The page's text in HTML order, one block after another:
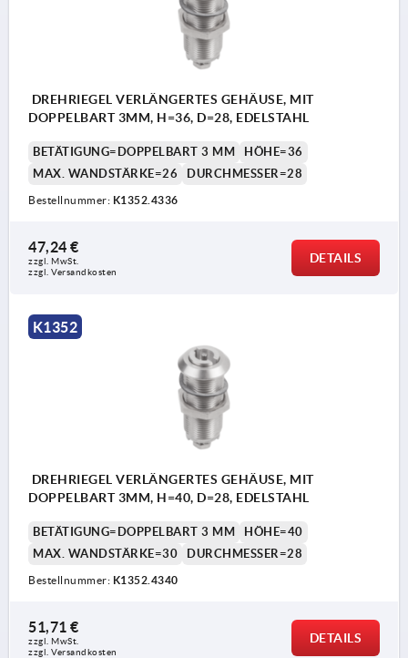
DREHRIEGEL VERLÄNGERTES GEHÄUSE, MIT
DOPPELBART 3MM, H=36, D=28, EDELSTAHL
BETÄTIGUNG=DOPPELBART 3 MM
HÖHE=36
MAX. WANDSTÄRKE=26
DURCHMESSER=28
Bestellnummer: K1352.4336
47,24 €
zzgl. MwSt.
zzgl. Versandkosten
DETAILS
K1352
DREHRIEGEL VERLÄNGERTES GEHÄUSE, MIT
DOPPELBART 3MM, H=40, D=28, EDELSTAHL
BETÄTIGUNG=DOPPELBART 3 MM
HÖHE=40
MAX. WANDSTÄRKE=30
DURCHMESSER=28
Bestellnummer: K1352.4340
51,71 €
zzgl. MwSt.
zzgl. Versandkosten
DETAILS